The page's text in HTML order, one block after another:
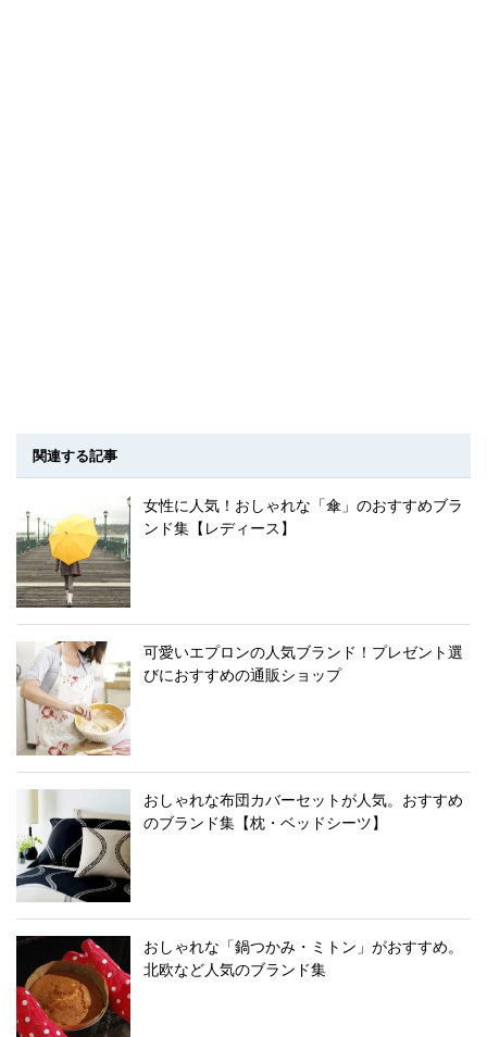
関連する記事
女性に人気！おしゃれな「傘」のおすすめブラ
ンド集【レディース】
可愛いエプロンの人気ブランド！プレゼント選
びにおすすめの通販ショップ
おしゃれな布団カバーセットが人気。おすすめ
のブランド集【枕・ベッドシーツ】
おしゃれな「鍋つかみ・ミトン」がおすすめ。
北欧など人気のブランド集